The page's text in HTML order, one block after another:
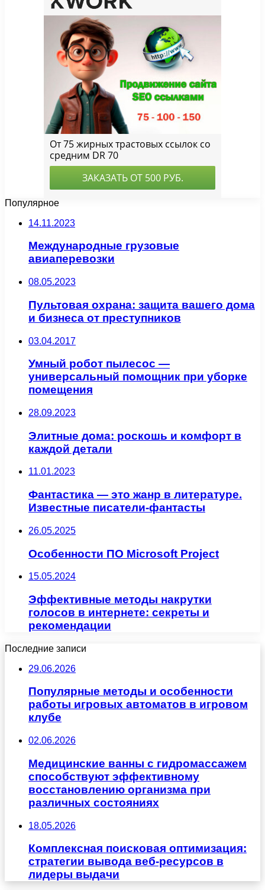
Популярное
14.11.2023
Международные грузовые
авиаперевозки
08.05.2023
Пультовая охрана: защита вашего дома
и бизнеса от преступников
03.04.2017
Умный робот пылесос —
универсальный помощник при уборке
помещения
28.09.2023
Элитные дома: роскошь и комфорт в
каждой детали
11.01.2023
Фантастика — это жанр в литературе.
Известные писатели-фантасты
26.05.2025
Особенности ПО Microsoft Project
15.05.2024
Эффективные методы накрутки
голосов в интернете: секреты и
рекомендации
Последние записи
29.06.2026
Популярные методы и особенности
работы игровых автоматов в игровом
клубе
02.06.2026
Медицинские ванны с гидромассажем
способствуют эффективному
восстановлению организма при
различных состояниях
18.05.2026
Комплексная поисковая оптимизация:
стратегии вывода веб-ресурсов в
лидеры выдачи